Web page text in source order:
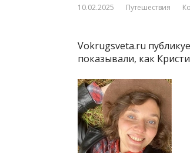
10.02.2025 Путешествия
Vokrugsveta.ru
показывали, как